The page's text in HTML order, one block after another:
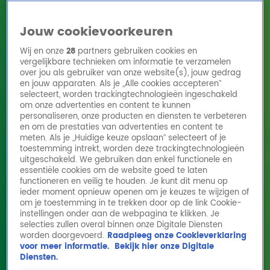
HomeActiesRadioshows DJ'sRadio 10 zendersHitlijsten
Radio luisteren
Volg Radio 10
Zoeken
HomeOnline Radio LuisterenActiesShowsAlle zenders
Interview Jan Smit - Ekdom in de Morgen -
20220405
5 apr 2022, 08:50
Jouw cookievoorkeuren
Wij en onze28 partners gebruiken cookies en
vergelijkbare technieken om informatie te verzamelen
over jou als gebruiker van onze website(s), jouw gedrag
en jouw apparaten. Als je „Alle cookies accepteren”
selecteert, worden trackingtechnologieën ingeschakeld
om onze advertenties en content te kunnen
personaliseren, onze producten en diensten te verbeteren
en om de prestaties van advertenties en content te
meten. Als je „Huidige keuze opslaan” selecteert of je
toestemming intrekt, worden deze trackingtechnologieën
uitgeschakeld. We gebruiken dan enkel functionele en
essentiële cookies om de website goed te laten
functioneren en veilig te houden. Je kunt dit menu op
ieder moment opnieuw openen om je keuzes te wijzigen of
om je toestemming in te trekken door op de link Cookie-
instellingen onder aan de webpagina te klikken. Je
selecties zullen overal binnen onze Digitale Diensten
worden doorgevoerd. Raadpleeg onze Cookieverklaring
voor meer informatie. Bekijk hier onze Digitale
Diensten.